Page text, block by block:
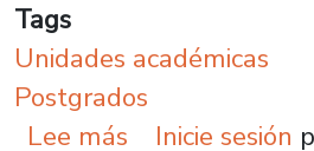
Tags
Unidades académicas
Postgrados
Lee más sobre Con la
Inicie sesión